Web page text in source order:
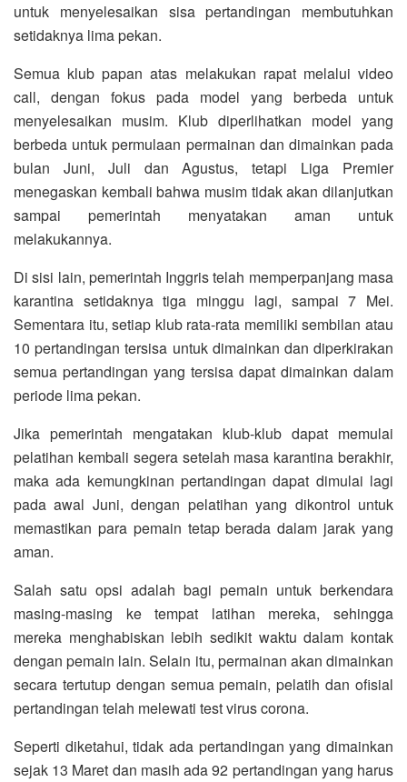
untuk menyelesaikan sisa pertandingan membutuhkan
setidaknya lima pekan.
Semua klub papan atas melakukan rapat melalui video
call, dengan fokus pada model yang berbeda untuk
menyelesaikan musim. Klub diperlihatkan model yang
berbeda untuk permulaan permainan dan dimainkan pada
bulan Juni, Juli dan Agustus, tetapi Liga Premier
menegaskan kembali bahwa musim tidak akan dilanjutkan
sampai pemerintah menyatakan aman untuk
melakukannya.
Di sisi lain, pemerintah Inggris telah memperpanjang masa
karantina setidaknya tiga minggu lagi, sampai 7 Mei.
Sementara itu, setiap klub rata-rata memiliki sembilan atau
10 pertandingan tersisa untuk dimainkan dan diperkirakan
semua pertandingan yang tersisa dapat dimainkan dalam
periode lima pekan.
Jika pemerintah mengatakan klub-klub dapat memulai
pelatihan kembali segera setelah masa karantina berakhir,
maka ada kemungkinan pertandingan dapat dimulai lagi
pada awal Juni, dengan pelatihan yang dikontrol untuk
memastikan para pemain tetap berada dalam jarak yang
aman.
Salah satu opsi adalah bagi pemain untuk berkendara
masing-masing ke tempat latihan mereka, sehingga
mereka menghabiskan lebih sedikit waktu dalam kontak
dengan pemain lain. Selain itu, permainan akan dimainkan
secara tertutup dengan semua pemain, pelatih dan ofisial
pertandingan telah melewati test virus corona.
Seperti diketahui, tidak ada pertandingan yang dimainkan
sejak 13 Maret dan masih ada 92 pertandingan yang harus